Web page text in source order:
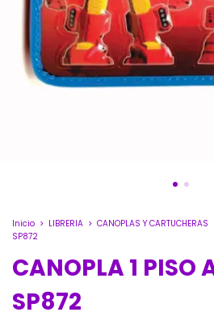
Inicio > LIBRERIA > CANOPLAS Y CARTUCHERAS
SP872
CANOPLA 1 PISO
SP872